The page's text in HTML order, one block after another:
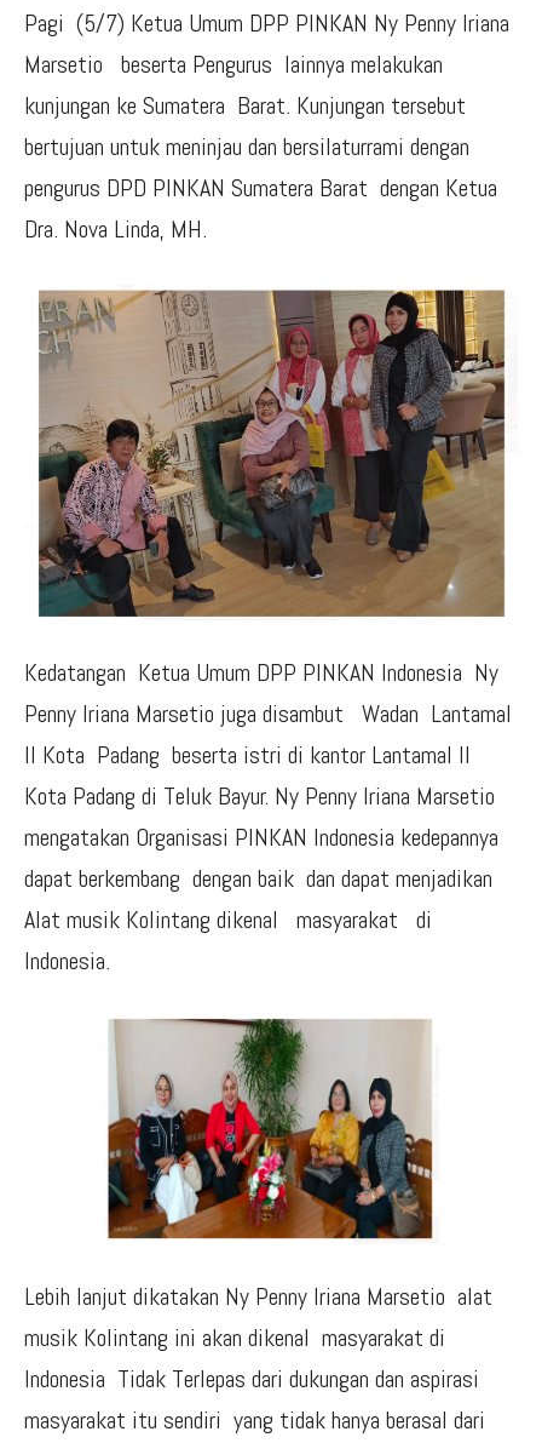
Pagi (5/7) Ketua Umum DPP PINKAN Ny Penny Iriana
Marsetio beserta Pengurus lainnya melakukan
kunjungan ke Sumatera Barat. Kunjungan tersebut
bertujuan untuk meninjau dan bersilaturrami dengan
pengurus DPD PINKAN Sumatera Barat dengan Ketua
Dra. Nova Linda, MH.
Kedatangan Ketua Umum DPP PINKAN Indonesia Ny
Penny Iriana Marsetio juga disambut Wadan Lantamal
II Kota Padang beserta istri di kantor Lantamal II
Kota Padang di Teluk Bayur. Ny Penny Iriana Marsetio
mengatakan Organisasi PINKAN Indonesia kedepannya
dapat berkembang dengan baik dan dapat menjadikan
Alat musik Kolintang dikenal masyarakat di
Indonesia.
Lebih lanjut dikatakan Ny Penny Iriana Marsetio alat
musik Kolintang ini akan dikenal masyarakat di
Indonesia Tidak Terlepas dari dukungan dan aspirasi
masyarakat itu sendiri yang tidak hanya berasal dari